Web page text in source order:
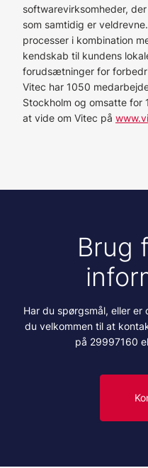
softwarevirksomheder,
som samtidig er
processer i kombination
kendskab til kundens
forudsætninger for
Vitec har 1050
Stockholm og omsatte for
at vide om Vitec på
Brug
Har du spørgsmål, eller
du velkommen til at
på 29997160